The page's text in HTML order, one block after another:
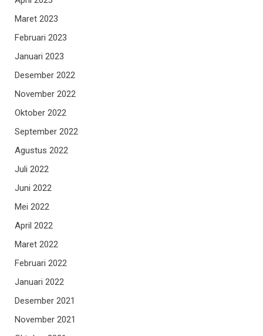
Maret 2023
Februari 2023
Januari 2023
Desember 2022
November 2022
Oktober 2022
September 2022
Agustus 2022
Juli 2022
Juni 2022
Mei 2022
April 2022
Maret 2022
Februari 2022
Januari 2022
Desember 2021
November 2021